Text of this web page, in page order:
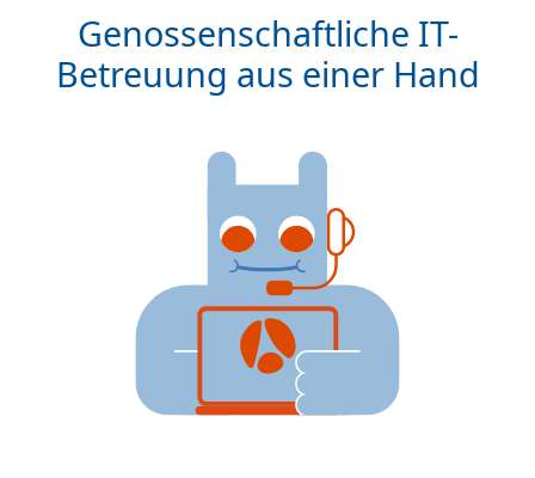
Genossenschaftliche IT-
Betreuung aus einer Hand